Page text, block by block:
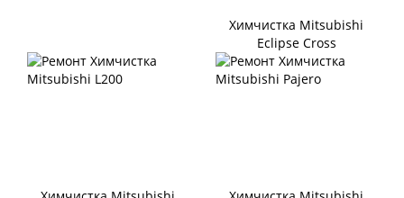
Химчистка Mitsubishi
Eclipse Cross